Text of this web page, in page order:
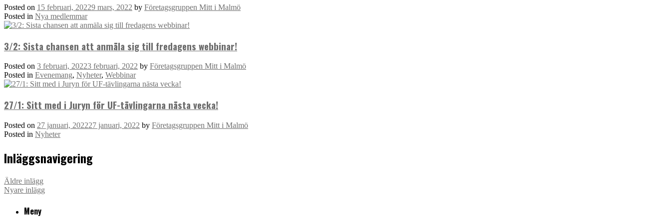
Posted on 15 februari, 20229 mars, 2022 by Företagsgruppen Mitt i Malmö
Posted in Nya medlemmar
3/2: Sista chansen att anmäla sig till fredagens webbinar!
Posted on 3 februari, 20223 februari, 2022 by Företagsgruppen Mitt i Malmö
Posted in Evenemang, Nyheter, Webbinar
27/1: Sitt med i Juryn för UF-tävlingarna nästa vecka!
Posted on 27 januari, 202227 januari, 2022 by Företagsgruppen Mitt i Malmö
Posted in Nyheter
Inläggsnavigering
Äldre inlägg
Nyare inlägg
Meny